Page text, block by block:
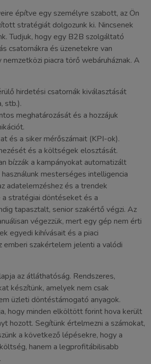
építve egy személyre szabott, az Ön
stratégiát dolgozunk ki. Nincsenek
Tudjuk, hogy egy B2B szolgáltató
csatornákra és üzenetekre van
piacra törő webáruháznak. A
hirdetési csatornák kiválasztását
stb.).
meghatározását és a hozzájuk
és a siker mérőszámait (KPI-ok).
és a költségek elosztását.
bízzák a kampányokat automatizált
mesterséges intelligencia
adatelemzéshez és a trendek
stratégiai döntéseket és a
tapasztalt, senior szakértő végzi. Az
végezzük, mert egy gép nem érti
egyedi kihívásait és a piaci
emberi szakértelem jelenti a valódi
az átláthatóság. Rendszeres,
készítünk, amelyek nem csak
üzleti döntéstámogató anyagok.
hogy minden elköltött forint hova került
hozott. Segítünk értelmezni a számokat,
a következő lépésekre, hogy a
hanem a legprofitábilisabb